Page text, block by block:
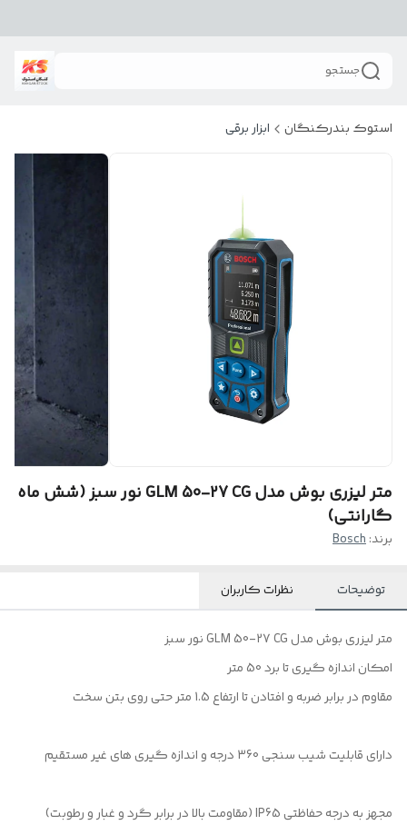
جستجو
استوک بندرکنگان ابزار برقی
متر لیزری بوش مدل GLM 50-27 CG نور سبز (شش ماه
گارانتی)
برند:Bosch
توضیحات نظرات کاربران
متر لیزری بوش مدل GLM 50-27 CG نور سبز
امکان اندازه گیری تا برد 50 متر
مقاوم در برابر ضربه و افتادن تا ارتفاع 1.5 متر حتی روی بتن سخت
دارای قابلیت شیب سنجی 360 درجه و اندازه گیری های غیر مستقیم
مجهز به درجه حفاظتی IP65 (مقاومت بالا در برابر گرد و غبار و رطوبت)